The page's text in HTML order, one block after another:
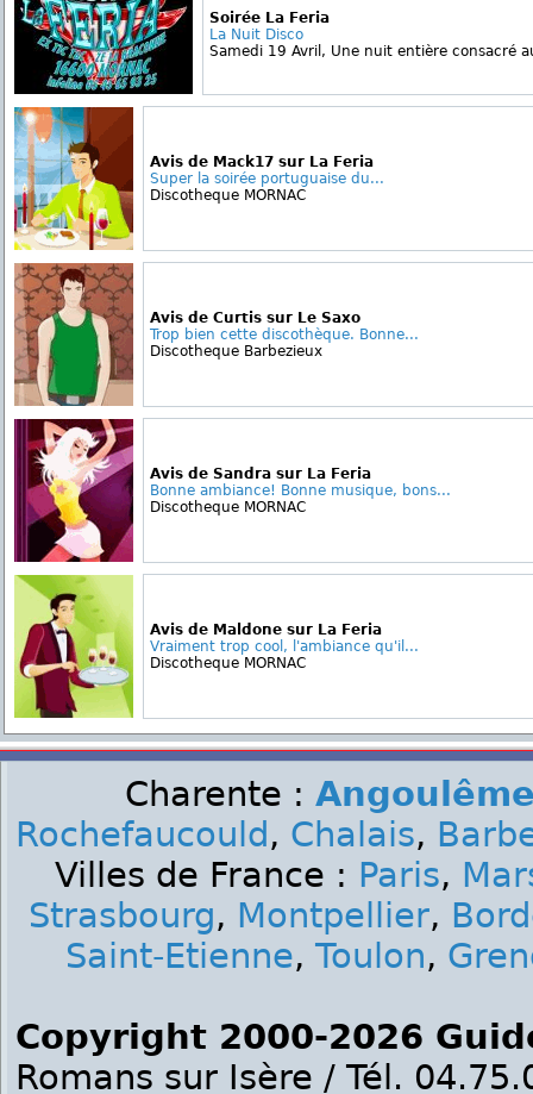
Soirée La Feria
La Nuit Disco
Samedi 19 Avril, Une nuit entière consacré
Avis de Mack17 sur La Feria
Super la soirée portuguaise du...
Discotheque MORNAC
Avis de Curtis sur Le Saxo
Trop bien cette discothèque. Bonne...
Discotheque Barbezieux
Avis de Sandra sur La Feria
Bonne ambiance! Bonne musique, bons...
Discotheque MORNAC
Avis de Maldone sur La Feria
Vraiment trop cool, l'ambiance qu'il...
Discotheque MORNAC
Charente :
Rochefaucould , Chalais,
Villes de France : Paris,
Strasbourg, Montpellier,
Saint-Etienne, Toulon,
Copyright 2000-2026
Romans sur Isère / Tél.